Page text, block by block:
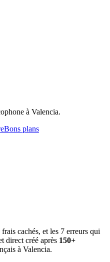
à Valencia.
Bons plans
cachés, et les 7 erreurs qui
direct créé après 150+
à Valencia.